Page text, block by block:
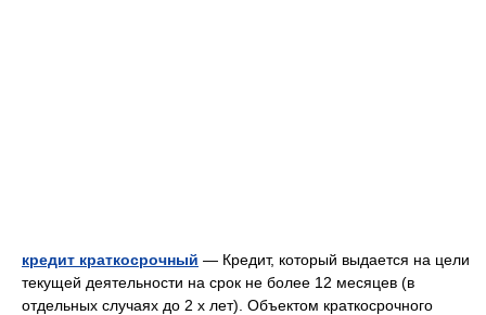
кредит краткосрочный — Кредит, который выдается на цели
текущей деятельности на срок не более 12 месяцев (в
отдельных случаях до 2 х лет). Объектом краткосрочного